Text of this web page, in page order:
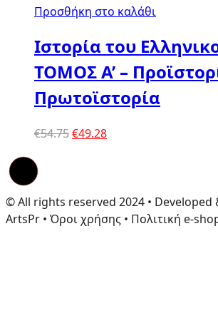
Προσθήκη στο καλάθι
Ιστορία του
ΤΟΜΟΣ Α’ –
Πρωτοϊστορία
€54.75Original
€49.28Η
€49.28.
© All rights reserved 2024 • Developed
ArtsPr • Όροι χρήσης • Πολιτική e-